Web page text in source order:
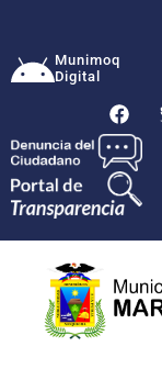
Munimoq
Digital